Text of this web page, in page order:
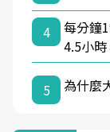
4
每分鐘
4.5小
5 為什麼